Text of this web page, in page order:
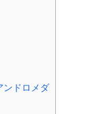
ンドロメダ